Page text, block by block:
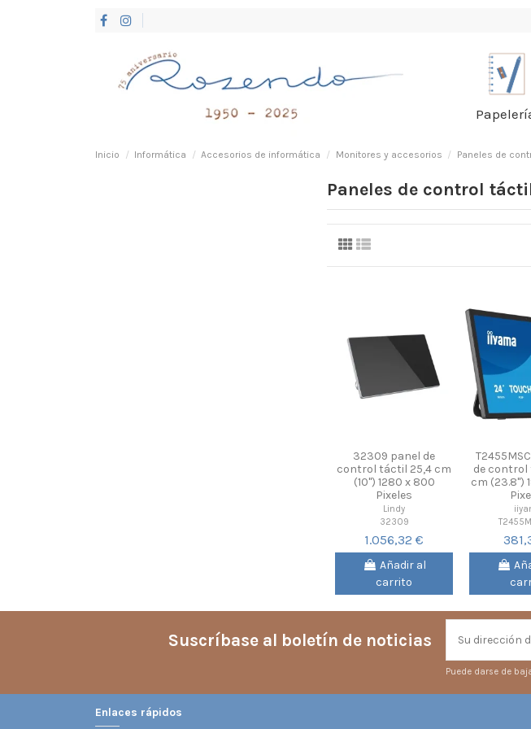
Inicio Informática Accesorios de informática Monitores y accesorios Paneles de
Paneles de control
32309 panel de
control táctil 25,4 cm
(10") 1280 x 800
Pixeles
Lindy
32309
1.056,32 €
Añadir al
carrito
de control
cm (23.8")
Suscríbase al boletín de noticias
Puede darse de
Enlaces rápidos